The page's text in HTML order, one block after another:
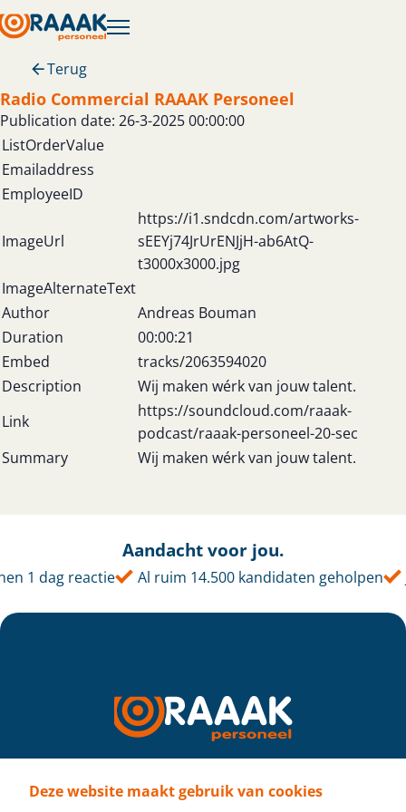
Deze website maakt gebruik van cookies
Terug
Radio Commercial RAAAK Personeel
Publication date: 26-3-2025 00:00:00
ListOrderValue
Emailaddress
EmployeeID
ImageUrl
https://i1.sndcdn.com/artworks-
sEEYj74JrUrENJjH-ab6AtQ-
t3000x3000.jpg
ImageAlternateText
Author
Andreas Bouman
Duration
00:00:21
Embed
tracks/2063594020
Description
Wij maken wérk van jouw talent.
Link
https://soundcloud.com/raaak-
podcast/raaak-personeel-20-sec
Summary
Wij maken wérk van jouw talent.
Aandacht voor jou.
1 dag reactie Al ruim 14.500 kandidaten geholpen
Volg ons